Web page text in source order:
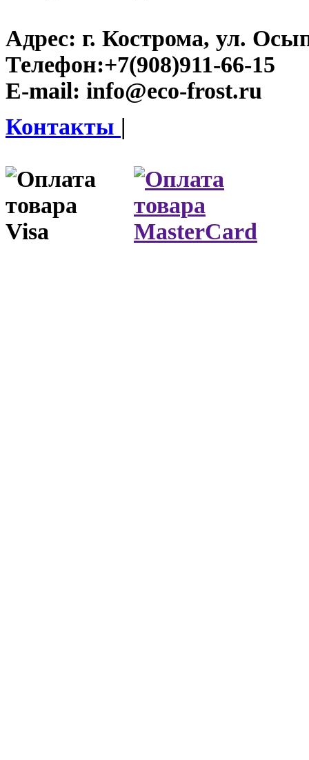
Адрес: г. Кострома, ул.
Телефон:+7(908)911-66-15
E-mail: info@eco-frost.ru
Контакты |